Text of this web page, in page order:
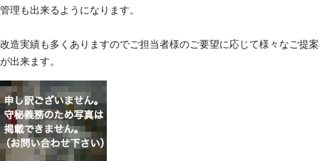
管理も出来るようになります。
改造実績も多くありますのでご担当者様のご要望に応じて様々なご提案
が出来ます。